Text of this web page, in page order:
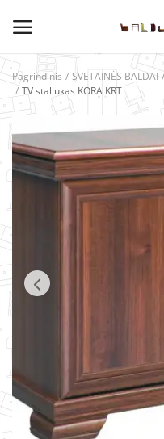
Kategorijos
Pagrindinis meniu
VIRTUVĖS BALDAI
SVETAINĖS BALDAI
VAIKŲ KAMBARIO BALDAI
MIEGAMOJO BALDAI
Pagrindinis SVETAINĖS BALDAI
TV staliukas KORA KRT